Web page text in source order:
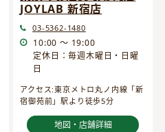
JOYLAB 新宿店
03-5362-1480
10:00 ～ 19:00
定休日：毎週木曜日・日曜
日
アクセス:東京メトロ丸ノ内線「新
宿御苑前」駅より徒歩5分
地図・店舗詳細